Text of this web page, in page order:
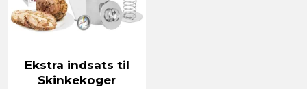
Ekstra indsats til
Skinkekoger